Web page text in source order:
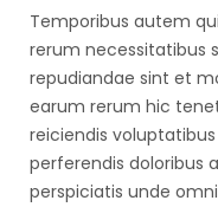
Temporibus autem
rerum necessitatibus
repudiandae sint et
earum rerum hic
reiciendis
perferendis doloribus
perspiciatis unde